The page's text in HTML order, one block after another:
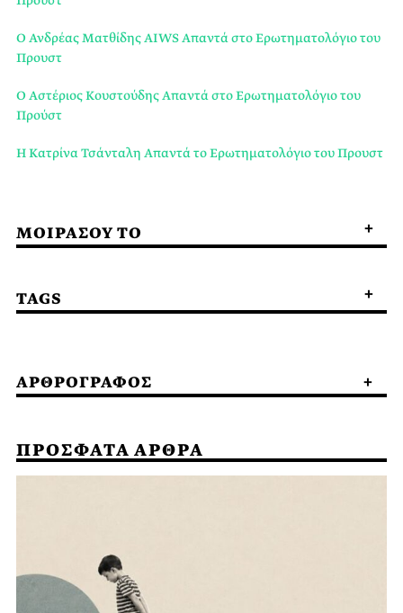
Ο Ανδρέας Ματθίδης AIWS Απαντά στο Ερωτηματολόγιο του
Προυστ
Ο Αστέριος Κουστούδης Απαντά στο Ερωτηματολόγιο του
Προύστ
Η Κατρίνα Τσάνταλη Απαντά το Ερωτηματολόγιο του Προυστ
ΜΟΙΡΑΣΟΥ ΤΟ
TAGS
ΑΡΘΡΟΓΡΑΦΟΣ
ΠΡΟΣΦΑΤΑ ΑΡΘΡΑ